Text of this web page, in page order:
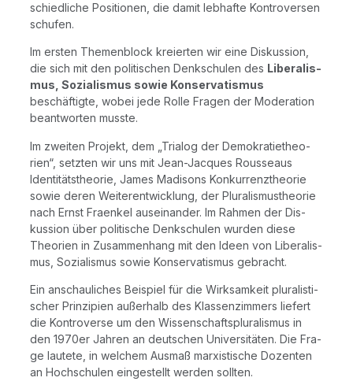
schied­li­che Posi­tio­nen, die damit leb­haf­te Kon­tro­ver­sen
schufen.
Im ers­ten The­men­block kre­ierten wir eine Dis­kus­si­on,
die sich mit den poli­ti­schen Denk­schu­len des Libe­ra­lis­
mus, Sozia­lis­mus sowie Kon­ser­va­tis­mus
beschäftigte, wobei jede Rol­le Fra­gen der Mode­ra­ti­on
beant­wor­ten musste.
Im zwei­ten Pro­jekt, dem „Tria­log der Demo­kra­tie­theo­
rien“, setz­ten wir uns mit Jean-Jac­ques Rous­se­aus
Identitätstheorie, James Madi­sons Kon­kur­renz­theo­rie
sowie deren Wei­ter­ent­wick­lung, der Plu­ra­lis­mus­theo­rie
nach Ernst Fraen­kel aus­ein­an­der. Im Rah­men der Dis­
kus­si­on über poli­ti­sche Denk­schu­len wur­den die­se
Theo­rien in Zusam­men­hang mit den Ideen von Libe­ra­lis­
mus, Sozia­lis­mus sowie Kon­ser­va­tis­mus gebracht.
Ein anschau­li­ches Bei­spiel für die Wirk­sam­keit plu­ra­lis­ti­
scher Prin­zi­pi­en außer­halb des Klas­sen­zim­mers lie­fert
die Kon­tro­ver­se um den Wis­sen­schafts­plu­ra­lis­mus in
den 1970er Jah­ren an deut­schen Universitäten. Die Fra­
ge lau­te­te, in wel­chem Aus­maß mar­xis­ti­sche Dozen­ten
an Hoch­schu­len ein­ge­stellt wer­den sollten.